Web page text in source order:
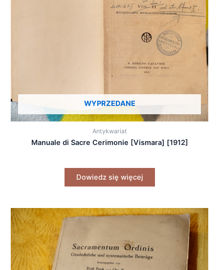
WYPRZEDANE
Antykwariat
Manuale di Sacre Cerimonie [Vismara] [1912]
Dowiedz się więcej